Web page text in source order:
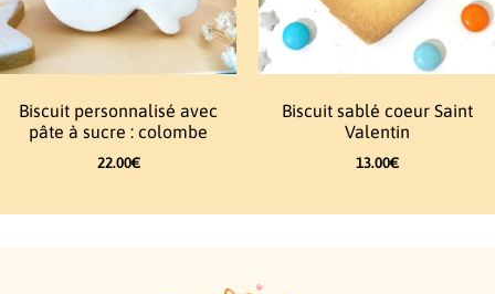
Biscuit personnalisé avec
pâte à sucre : colombe
22.00€
Biscuit sablé coeur Saint
Valentin
13.00€